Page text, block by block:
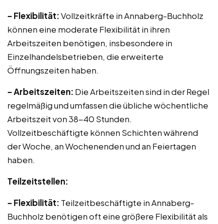
– Flexibilität:Vollzeitkräfte in Annaberg-Buchholz
können eine moderate Flexibilität in ihren
Arbeitszeiten benötigen, insbesondere in
Einzelhandelsbetrieben, die erweiterte
Öffnungszeiten haben.
– Arbeitszeiten: Die Arbeitszeiten sind in der Regel
regelmäßig und umfassen die übliche wöchentliche
Arbeitszeit von 38-40 Stunden.
Vollzeitbeschäftigte können Schichten während
der Woche, an Wochenenden und an Feiertagen
haben.
Teilzeitstellen:
– Flexibilität: Teilzeitbeschäftigte in Annaberg-
Buchholz benötigen oft eine größere Flexibilität als